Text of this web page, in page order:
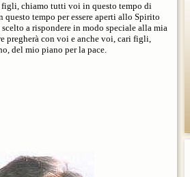
chiamo tutti voi in questo tempo di
tempo per essere aperti allo Spirito
a rispondere in modo speciale alla mia
pregherà con voi e anche voi, cari figli,
del mio piano per la pace.